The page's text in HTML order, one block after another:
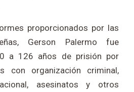
proporcionados por las
Gerson Palermo fue
a 126 años de prisión por
con organización criminal,
asesinatos y otros